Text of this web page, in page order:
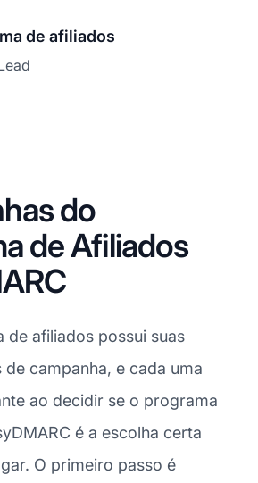
de afiliados
do
de Afiliados
de afiliados possui suas
campanha, e cada uma
ao decidir se o programa
é a escolha certa
O primeiro passo é